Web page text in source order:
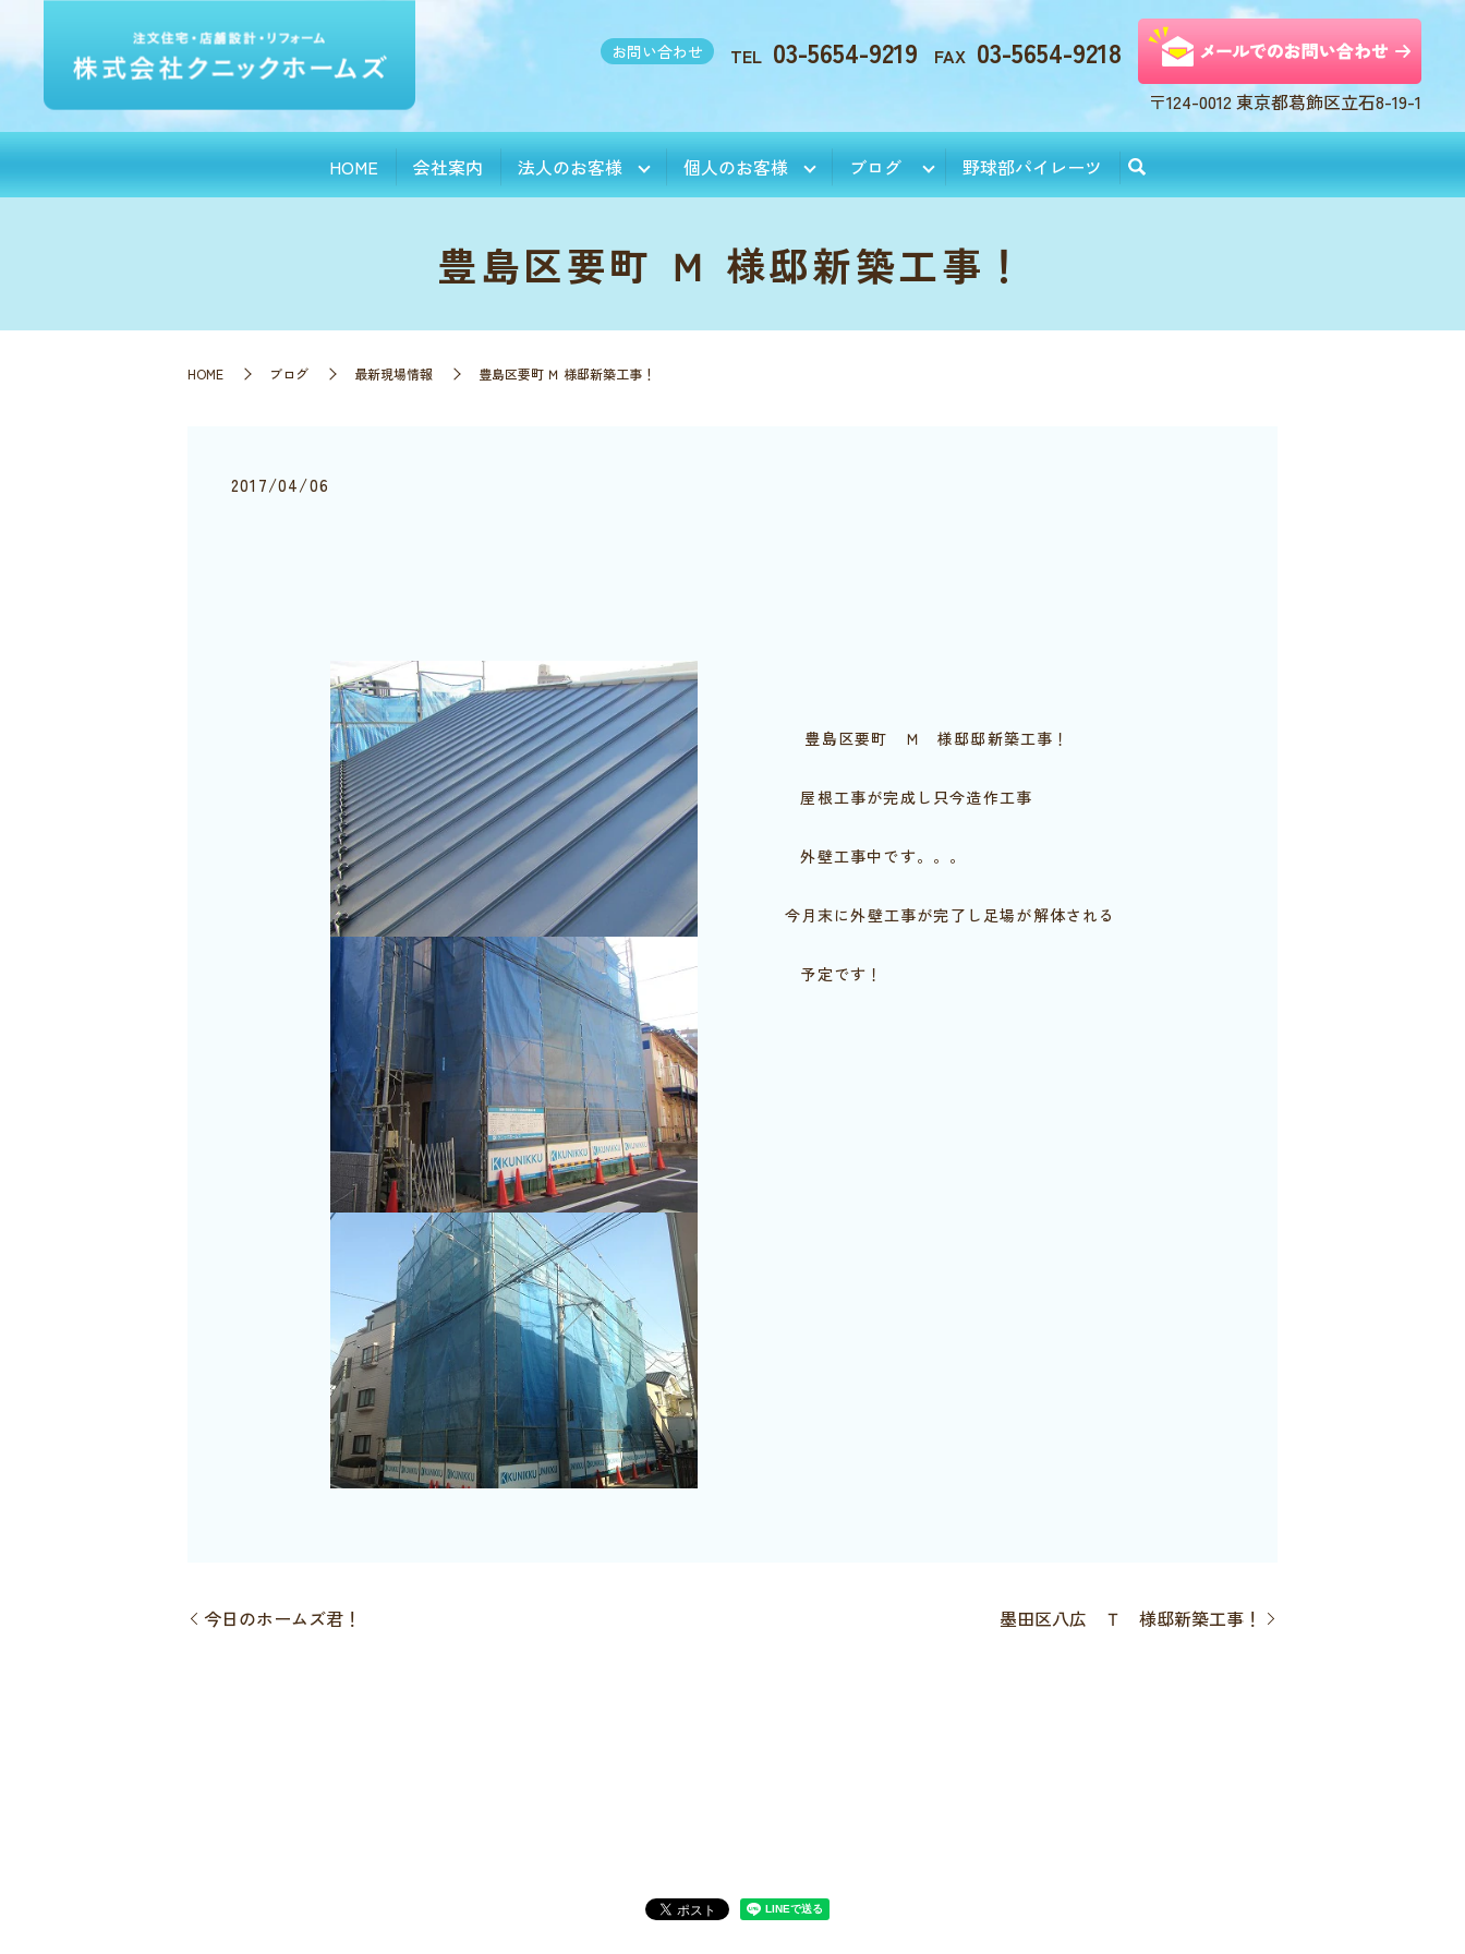
お問い合わせ TEL 03-5654-9219 FAX 03-5654-9218
〒124-0012 東京都葛飾区立石8-19-1
HOME 会社案内 法人のお客様 個人のお客様 ブログ 野球部パイレーツ
豊島区要町 Ｍ 様邸新築工事！
HOME ブログ 最新現場情報 豊島区要町 Ｍ 様邸新築工事！
2017/04/06
豊島区要町 Ｍ 様邸邸新築工事！
屋根工事が完成し只今造作工事
外壁工事中です。。。
今月末に外壁工事が完了し足場が解体される
予定です！
今日のホームズ君！ 墨田区八広 Ｔ 様邸新築工事！